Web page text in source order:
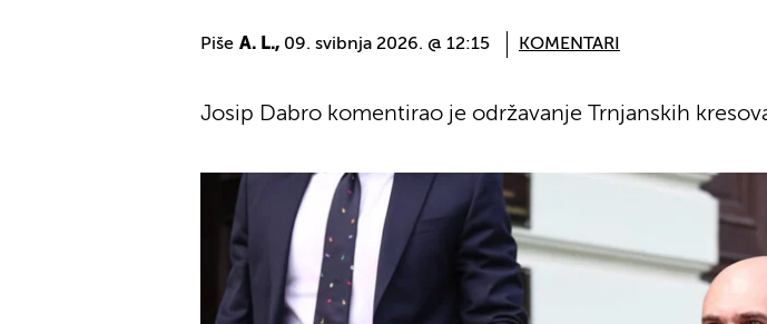
Piše A. L., 09. svibnja 2026. @ 12:15 KOMENTARI
Josip Dabro komentirao je održavanje Trnjanskih